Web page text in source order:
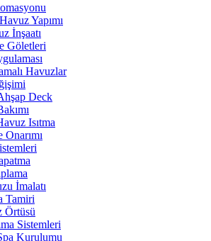
Yapımı
İnşaatı
Göletleri
Havuzlar
Deck
Isıtma
İmalatı
Tamiri
Örtüsü
Sistemleri
Kurulumu